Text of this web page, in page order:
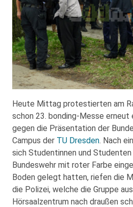
Heute Mittag protestierten am
schon 23. bonding-Messe
gegen die Präsentation der
Campus der TU Dresden. Nach
sich Studentinnen und
Bundeswehr mit roter Farbe
Boden gelegt hatten, riefen die
die Polizei, welche die Gruppe
Hörsaalzentrum nach draußen